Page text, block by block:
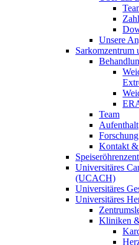
Unsere
Sarkomzentrum
Team
Aufenthalt
Kontakt
Universitäres
(UCACH)
Universitäres
Universitäres
Kliniken